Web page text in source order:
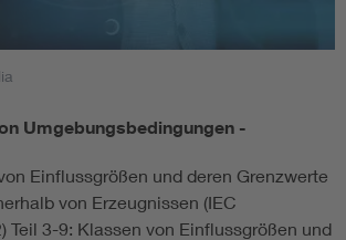
für mehr Ressourceneffizienz
Umgebungsbedingungen -
Einflussgrößen und deren Grenzwerte
von Erzeugnissen (IEC
Teil 3-9: Klassen von Einflussgrößen und